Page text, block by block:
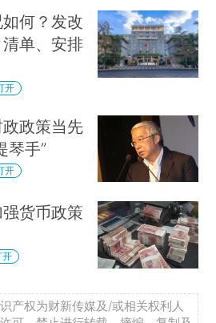
何？发改
单、安排
开
政策当先
琴手”
开
货币政策
开
产权为财新传媒及/或相关权利人